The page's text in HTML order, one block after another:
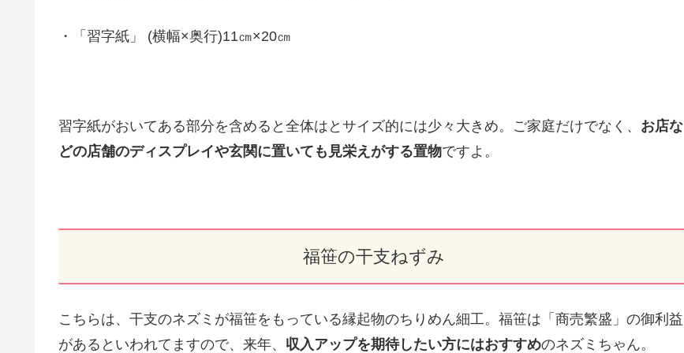
・「習字紙」 (横幅×奥行)11㎝×20㎝
習字紙がおいてある部分を含めると全体はとサイズ的には少々大きめ。ご家庭だけでなく、 お店な
どの店舗のディスプレイや玄関に置いても見栄えがする置物ですよ。
福笹の干支ねずみ
こちらは、干支のネズミが福笹をもっている縁起物のちりめん細工。福笹は「商売繁盛」の御利益
があるといわれてますので、来年、 収入アップを期待したい方にはおすすめのネズミちゃん。